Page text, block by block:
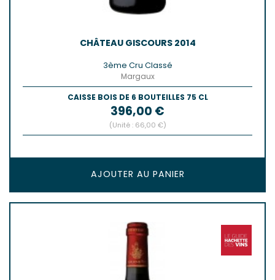
CHÂTEAU GISCOURS 2014
3ème Cru Classé
Margaux
CAISSE BOIS DE 6 BOUTEILLES 75 CL
Prix
396,00 €
(Unité : 66,00 €)
AJOUTER AU PANIER